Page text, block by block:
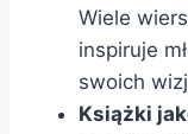
Wiele
inspiruje
swoich
Książki